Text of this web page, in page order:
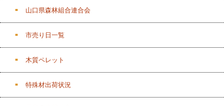
山口県森林組合連合会
市売り日一覧
木質ペレット
特殊材出荷状況